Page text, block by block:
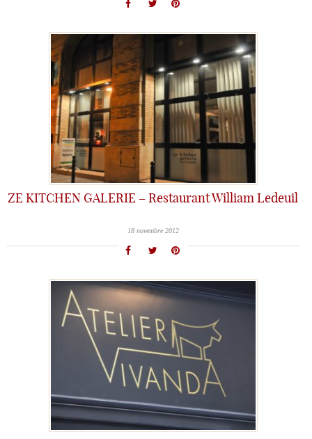
ZE KITCHEN GALERIE – Restaurant William Ledeuil
18 novembre 2012